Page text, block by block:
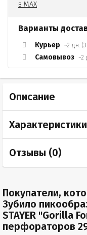
Варианты
Курьер ~2 дн.
Самовывоз ~2
Описание
Отзывы (0)
Покупатели,
Зубило
STAYER "Gorilla
перфораторов